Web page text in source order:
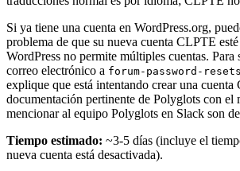
Si ya tiene una cuenta en WordPress.org,
problema de que su nueva cuenta CLPTE
WordPress no permite múltiples cuentas.
correo electrónico a forum-password-
explique que está intentando crear una
documentación pertinente de Polyglots con el
mencionar al equipo Polyglots en Slack son
Tiempo estimado: ~3-5 días (incluye el
nueva cuenta está desactivada).